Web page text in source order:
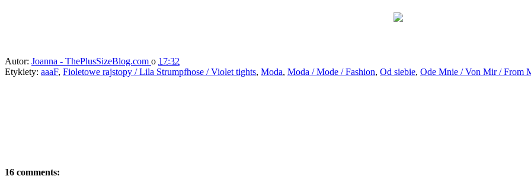
Autor: Joanna - ThePlusSizeBlog.com o 17:32
Etykiety: aaaF, Fioletowe rajstopy / Lila Strumpfhose / Violet tights, Moda, Moda / Mode / Fashion, Od siebie, Ode Mnie / Von Mir / From
16 comments: